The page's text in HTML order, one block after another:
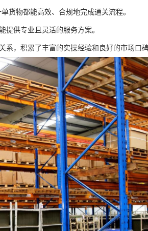
货物都能高效、合规地完成通关流程。
提供专业且灵活的服务方案。
，积累了丰富的实操经验和良好的市场口碑